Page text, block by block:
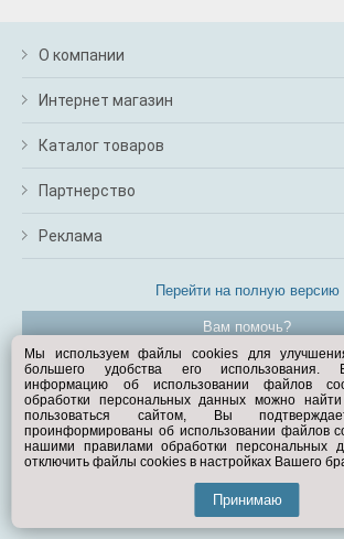
О компании
Интернет магазин
Каталог товаров
Партнерство
Реклама
Перейти на полную версию
Вам помочь?
© Exist.ru 1998—2026
Мы используем файлы cookies для
большего удобства его использования.
информацию об использовании файлов
обработки персональных данных можно
пользоваться сайтом, Вы
проинформированы об использовании файлов
нашими правилами обработки персональных
отключить файлы cookies в настройках Вашего
Принимаю